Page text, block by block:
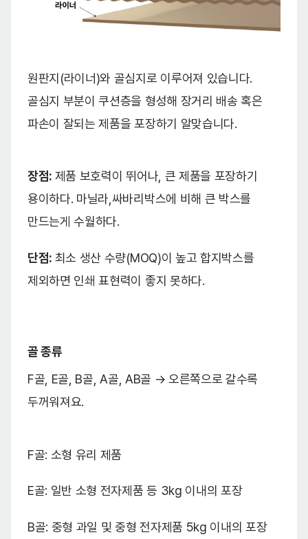
원판지(라이너)와 골심지로 이루어져 있습니다.
골심지 부분이 쿠션층을 형성해 장거리 배송 혹은
파손이 잘되는 제품을 포장하기 알맞습니다.
장점: 제품 보호력이 뛰어나, 큰 제품을 포장하기
용이하다. 마닐라,싸바리박스에 비해 큰 박스를
만드는게 수월하다.
단점: 최소 생산 수량(MOQ)이 높고 합지박스를
제외하면 인쇄 표현력이 좋지 못하다.
골 종류
F골, E골, B골, A골, AB골 → 오른쪽으로 갈수록
두꺼워져요.
F골: 소형 유리 제품
E골: 일반 소형 전자제품 등 3kg 이내의 포장
B골: 중형 과일 및 중형 전자제품 5kg 이내의 포장